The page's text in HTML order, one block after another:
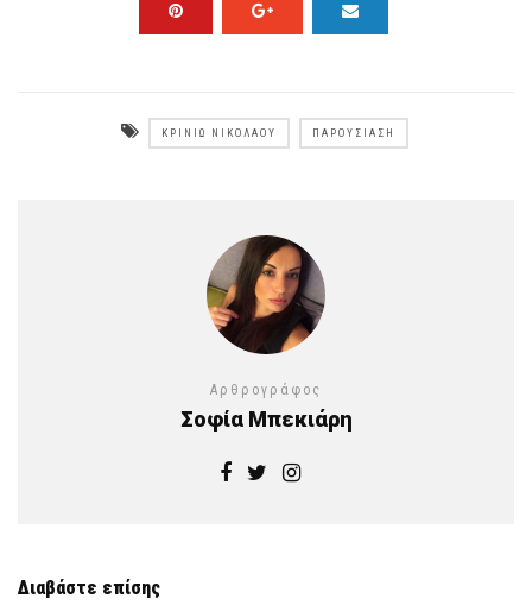
ΚΡΙΝΙΏ ΝΙΚΟΛΆΟΥ ΠΑΡΟΥΣΊΑΣΗ
Αρθρογράφος
Σοφία Μπεκιάρη
Διαβάστε επίσης